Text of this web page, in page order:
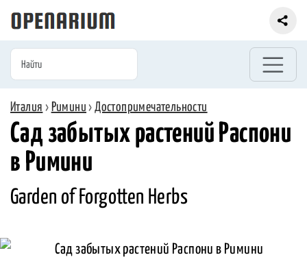
Италия › Римини ›Достопримечательности
Сад забытых растений Распони
в Римини
Garden of Forgotten Herbs